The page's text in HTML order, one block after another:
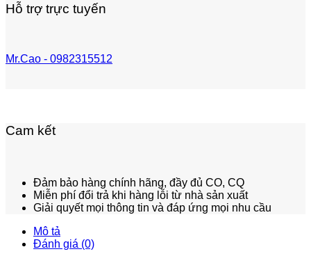
Hỗ trợ trực tuyến
Mr.Cao - 0982315512
Cam kết
Đảm bảo hàng chính hãng, đầy đủ CO, CQ
Miễn phí đổi trả khi hàng lỗi từ nhà sản xuất
Giải quyết mọi thông tin và đáp ứng mọi nhu cầu
Mô tả
Đánh giá (0)